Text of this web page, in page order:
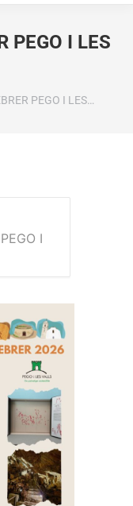
PEGO I LES
PEGO I LES…
I